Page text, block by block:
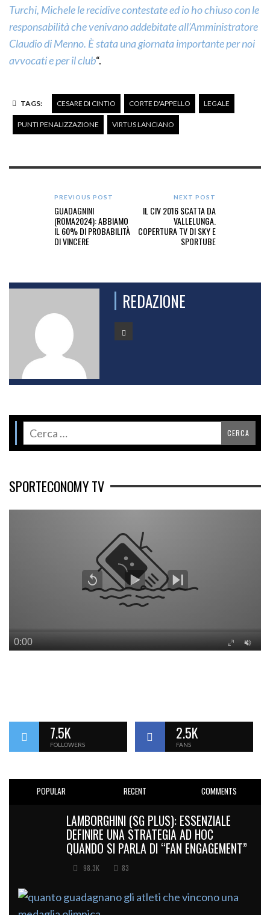
Turchi, Michele le recidive contestate ed io ho chiuso con le
responsabilità che venivano addebitate all’Amministratore
Claudio di Menno. È stata una giornata importante per noi
avvocati e per il club“.
TAGS: CESARE DI CINTIO CORTE D'APPELLO LEGALE
PUNTI PENALIZZAZIONE VIRTUS LANCIANO
PREVIOUS POST
GUADAGNINI
(ROMA2024): ABBIAMO
IL 60% DI PROBABILITÀ
DI VINCERE
NEXT POST
IL CIV 2016 SCATTA DA
VALLELUNGA.
COPERTURA TV DI SKY E
SPORTUBE
REDAZIONE
SPORTECONOMY TV
7.5K
FOLLOWERS
2.5K
FANS
POPULAR RECENT COMMENTS
LAMBORGHINI (SG PLUS): ESSENZIALE
DEFINIRE UNA STRATEGIA AD HOC
QUANDO SI PARLA DI “FAN ENGAGEMENT”
98.3K 83